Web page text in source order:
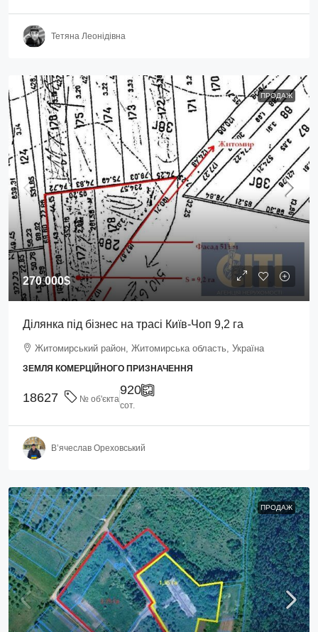
Тетяна Леонідівна
ПРОДАЖ
270 000$
Ділянка під бізнес на трасі Київ-Чоп 9,2 га
Житомирський район, Житомирська область, Україна
ЗЕМЛЯ КОМЕРЦІЙНОГО ПРИЗНАЧЕННЯ
18627 № об'єкта
920
сот.
В’ячеслав Ореховський
ПРОДАЖ